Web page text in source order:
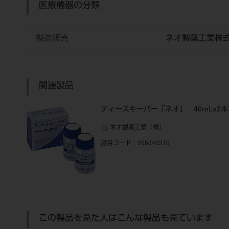
医療機器の分類
製造販売 ネオ製薬工業株
関連製品
ティースキーパー「ネオ」 40mLx2本
ネオ製薬工業（株）
品目コード ：205040370
この製品を見た人はこんな製品も見ています